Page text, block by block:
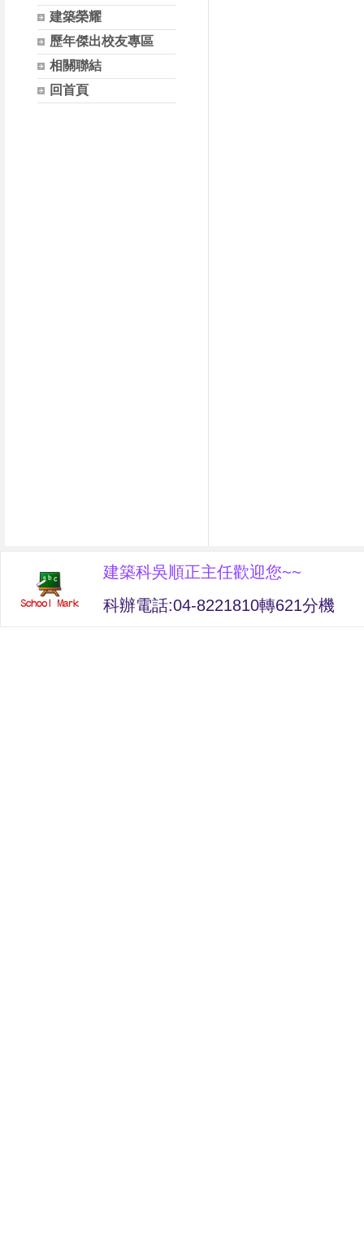
建築榮耀
歷年傑出校友專區
相關聯結
回首頁
建築科吳順正主任歡迎您~~
科辦電話:04-8221810轉621分機